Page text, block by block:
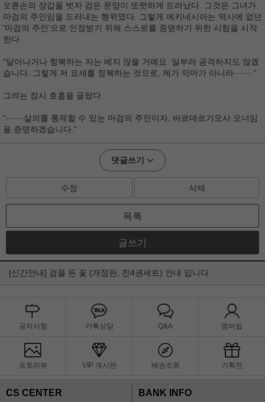
오른손의 장갑을 벗자 검은 문양이 또렷하게 드러났다. 그것은 그녀가
마검의 주인임을 드러내는 행위였다. 그렇게 에키네시아는 역사에 없던
'마검의 주인'으로 인정받기 위해 스스로를 증명하기 위한 시험을 시작
한다.
“달아나거나 항복하는 자는 베지 않을 거예요. 일부러 공격하지도 않겠
습니다. 그렇게 저 요새를 정복하는 것으로, 제가 악마가 아니라······.”
그려는 잠시 호흡을 골랐다.
“······살의를 통제할 수 있는 마검의 주인이자, 바르데르기오사 오너임
을 증명하겠습니다.”
댓글쓰기
수정 삭제
목록
글쓰기
[신간안내] 검을 든 꽃 (개정판, 전4권세트) 안내 입니다
공지사항 카톡상담 Q&A 멤버쉽
포토리뷰 VIP 게시판 배송조회 기획전
CS CENTER BANK INFO